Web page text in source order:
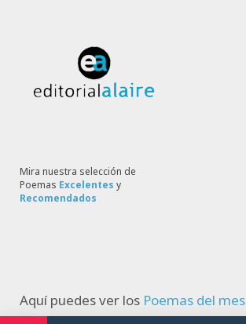
Mira nuestra selección de
Poemas Excelentes y
Recomendados
Aquí puedes ver los Poemas del mes